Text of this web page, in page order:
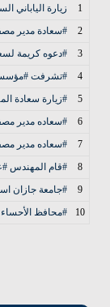
1
زيارة الياباني
2
#سعادة مدير
3
#دعوه كريمة
4
#تشرفت
5
#زيارة سعادة
6
#سعاده مدير
7
#سعاده مدير
8
#قام المهندس
9
#جامعة جازان
10
#محافظ الأحساء